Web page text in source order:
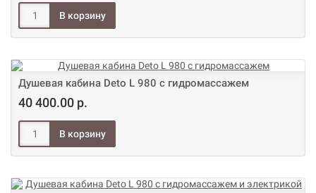
Душевая кабина Deto L 980 с гидромассажем
40 400.00 р.